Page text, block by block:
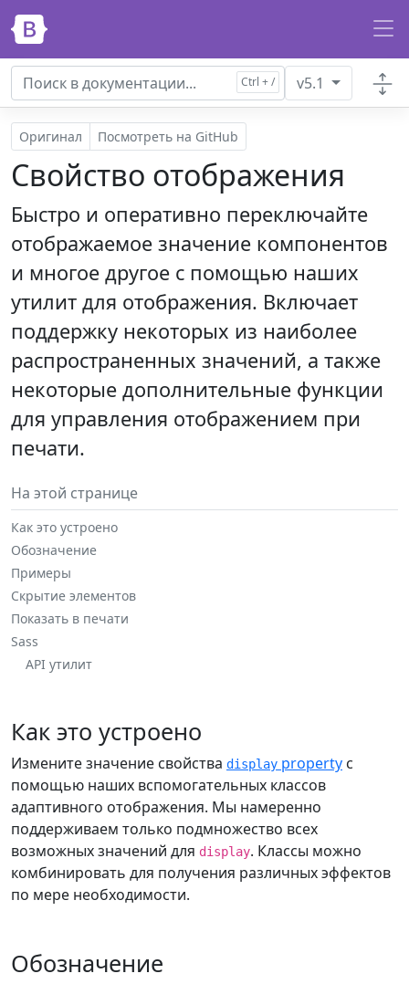
Перейти к основному содержанию
v5.1
Оригинал Посмотреть на GitHub
Свойство отображения
Быстро и оперативно переключайте
отображаемое значение компонентов
и многое другое с помощью наших
утилит для отображения. Включает
поддержку некоторых из наиболее
распространенных значений, а также
некоторые дополнительные функции
для управления отображением при
печати.
На этой странице
Как это устроено
Обозначение
Примеры
Скрытие элементов
Показать в печати
Sass
API утилит
Как это устроено
Измените значение свойства display property с
помощью наших вспомогательных классов
адаптивного отображения. Мы намеренно
поддерживаем только подмножество всех
возможных значений для display. Классы можно
комбинировать для получения различных эффектов
по мере необходимости.
Обозначение